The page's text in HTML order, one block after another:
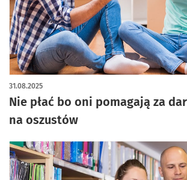
Nie płać bo oni pomagają za
na oszustów
31.08.2025